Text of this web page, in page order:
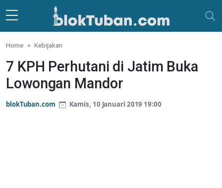
Skip to main content
Home Kebijakan
7 KPH Perhutani di Jatim Buka
Lowongan Mandor
blokTuban.com Kamis, 10 Januari 2019 19:00